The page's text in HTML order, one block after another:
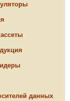
данных